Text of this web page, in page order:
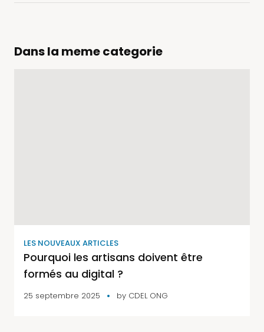
Dans la meme categorie
LES NOUVEAUX ARTICLES
Pourquoi les artisans doivent être
formés au digital ?
25 septembre 2025 by CDEL ONG